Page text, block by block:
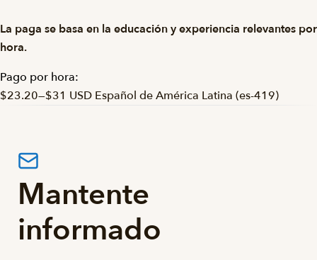
La paga se basa en la educación y experiencia relevantes por
hora.
Pago por hora:
$23.20—$31 USD Español de América Latina (es-419)
Mantente
informado